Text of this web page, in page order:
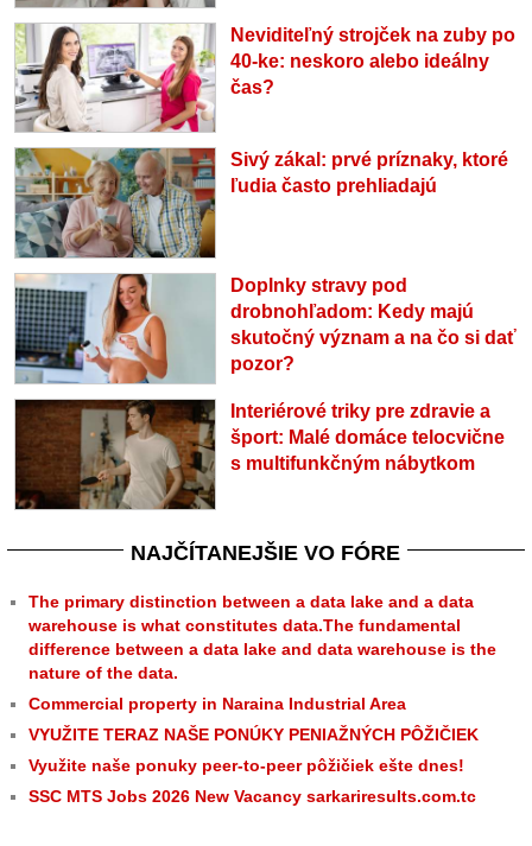
Neviditeľný strojček na zuby po
40-ke: neskoro alebo ideálny
čas?
Sivý zákal: prvé príznaky, ktoré
ľudia často prehliadajú
Doplnky stravy pod
drobnohľadom: Kedy majú
skutočný význam a na čo si dať
pozor?
Interiérové triky pre zdravie a
šport: Malé domáce telocvične
s multifunkčným nábytkom
NAJČÍTANEJŠIE VO FÓRE
The primary distinction between a data lake and a data
warehouse is what constitutes data.The fundamental
difference between a data lake and data warehouse is the
nature of the data.
Commercial property in Naraina Industrial Area
VYUŽITE TERAZ NAŠE PONÚKY PENIAŽNÝCH PÔŽIČIEK
Využite naše ponuky peer-to-peer pôžičiek ešte dnes!
SSC MTS Jobs 2026 New Vacancy sarkariresults.com.tc